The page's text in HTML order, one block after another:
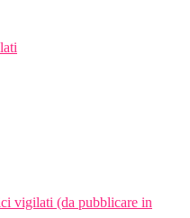
vigilati (da pubblicare in